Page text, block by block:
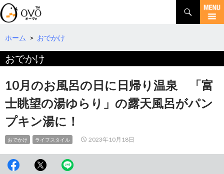
検
索
コ
テ
ツ
へ
ホーム > おでかけ
おでかけ
10月のお風呂の日に日帰り温泉 「富
士眺望の湯ゆらり」の露天風呂がパン
プキン湯に！
おでかけ ライフスタイル 2023年10月18日